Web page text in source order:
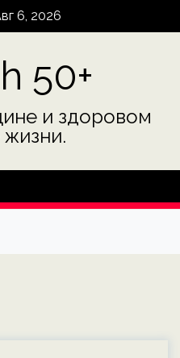
6, 2026
50+
и здоровом